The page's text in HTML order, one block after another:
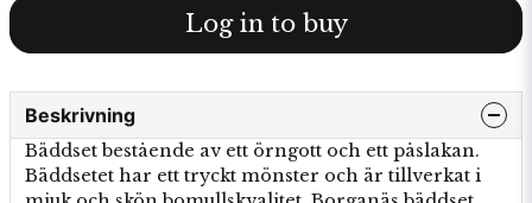
Log in to buy
Beskrivning
Bäddset bestående av ett örngott och ett påslakan.
Bäddsetet har ett tryckt mönster och är tillverkat i